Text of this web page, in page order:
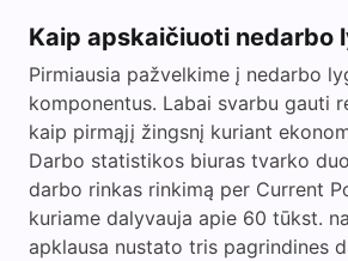
Kaip apskaičiuoti nedarbo
Pirmiausia pažvelkime į nedarbo
komponentus. Labai svarbu gauti
kaip pirmąjį žingsnį kuriant
Darbo statistikos biuras tvarko
darbo rinkas rinkimą per Current
kuriame dalyvauja apie 60 tūkst.
apklausa nustato tris pagrindines